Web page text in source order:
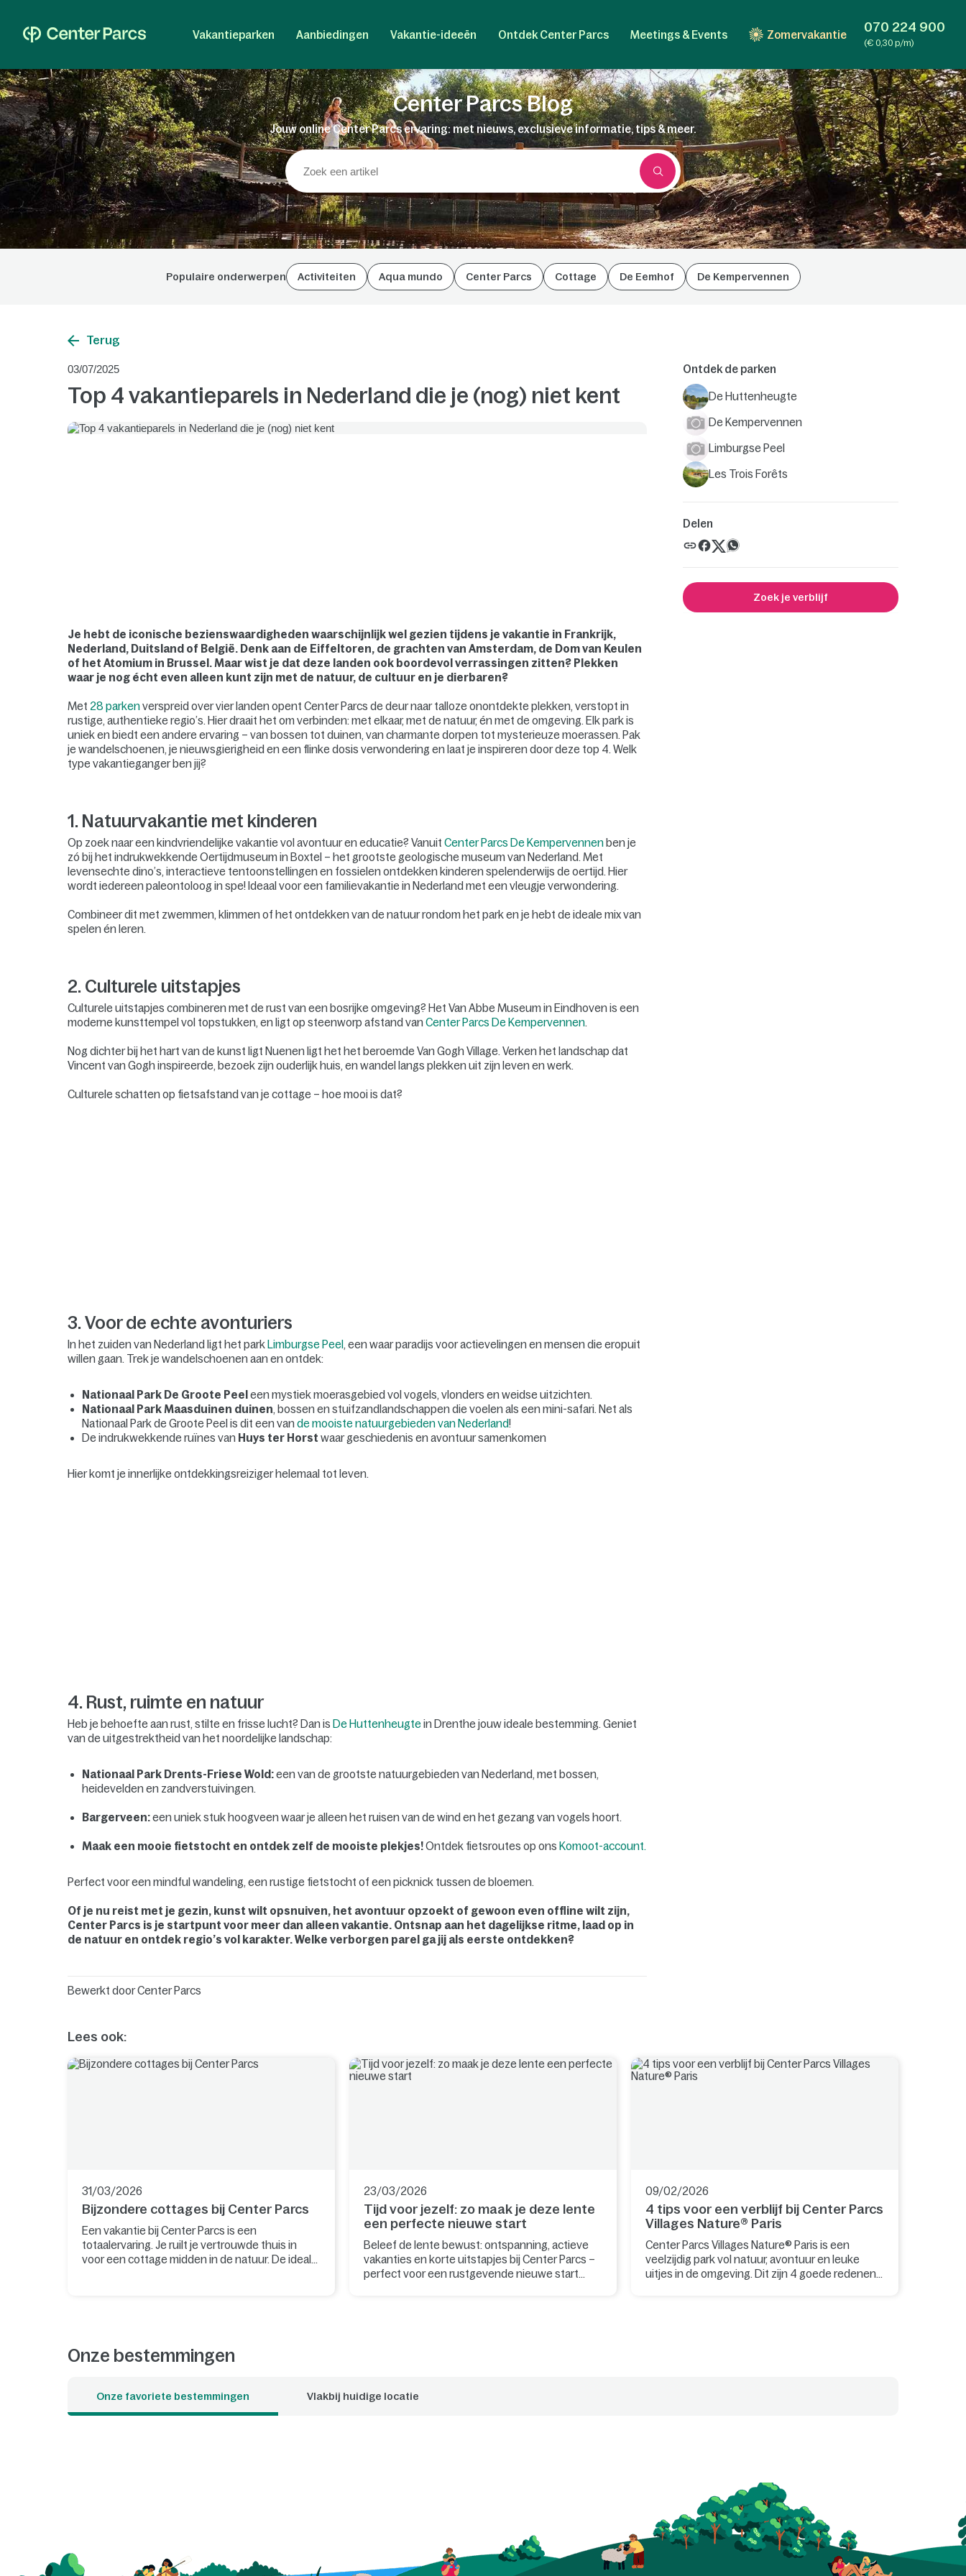
Vakantieparken Aanbiedingen Vakantie-ideeën Ontdek Center Parcs Meetings & Events Zomervakantie 070 224 900
(€ 0,30 p/m)
Center Parcs Blog
Jouw online Center Parcs ervaring: met nieuws, exclusieve informatie, tips & meer.
Populaire onderwerpen Activiteiten Aqua mundo Center Parcs Cottage De Eemhof De Kempervennen
Terug
03/07/2025
Top 4 vakantieparels in Nederland die je (nog) niet kent
Je hebt de iconische bezienswaardigheden waarschijnlijk wel gezien tijdens je vakantie in Frankrijk,
Nederland, Duitsland of België. Denk aan de Eiffeltoren, de grachten van Amsterdam, de Dom van Keulen
of het Atomium in Brussel. Maar wist je dat deze landen ook boordevol verrassingen zitten? Plekken
waar je nog écht even alleen kunt zijn met de natuur, de cultuur en je dierbaren?
Met 28 parkenverspreid over vier landen opent Center Parcs de deur naar talloze onontdekte plekken, verstopt in
rustige, authentieke regio’s. Hier draait het om verbinden: met elkaar, met de natuur, én met de omgeving. Elk park is
uniek en biedt een andere ervaring – van bossen tot duinen, van charmante dorpen tot mysterieuze moerassen. Pak
je wandelschoenen, je nieuwsgierigheid en een flinke dosis verwondering en laat je inspireren door deze top 4. Welk
type vakantieganger ben jij?
1. Natuurvakantie met kinderen
Op zoek naar een kindvriendelijke vakantie vol avontuur en educatie? VanuitCenter Parcs De Kempervennen ben je
zó bij het indrukwekkende Oertijdmuseum in Boxtel – het grootste geologische museum van Nederland. Met
levensechte dino’s, interactieve tentoonstellingen en fossielen ontdekken kinderen spelenderwijs de oertijd. Hier
wordt iedereen paleontoloog in spe! Ideaal voor een familievakantie in Nederland met een vleugje verwondering.
Combineer dit met zwemmen, klimmen of het ontdekken van de natuur rondom het park en je hebt de ideale mix van
spelen én leren.
2. Culturele uitstapjes
Culturele uitstapjes combineren met de rust van een bosrijke omgeving? Het Van Abbe Museum in Eindhoven is een
moderne kunsttempel vol topstukken, en ligt op steenworp afstand vanCenter Parcs De Kempervennen.
Nog dichter bij het hart van de kunst ligt Nuenen ligt het het beroemde Van Gogh Village. Verken het landschap dat
Vincent van Gogh inspireerde, bezoek zijn ouderlijk huis, en wandel langs plekken uit zijn leven en werk.
Culturele schatten op fietsafstand van je cottage – hoe mooi is dat?
3. Voor de echte avonturiers
In het zuiden van Nederland ligt het park Limburgse Peel , een waar paradijs voor actievelingen en mensen die eropuit
willen gaan. Trek je wandelschoenen aan en ontdek:
Nationaal Park De Groote Peeleen mystiek moerasgebied vol vogels, vlonders en weidse uitzichten.
Nationaal Park Maasduinen duinen, bossen en stuifzandlandschappen die voelen als een mini-safari. Net als
Nationaal Park de Groote Peel is dit een vande mooiste natuurgebieden van Nederland!
De indrukwekkende ruïnes van Huys ter Horstwaar geschiedenis en avontuur samenkomen
Hier komt je innerlijke ontdekkingsreiziger helemaal tot leven.
4. Rust, ruimte en natuur
Heb je behoefte aan rust, stilte en frisse lucht? Dan is De Huttenheugtein Drenthe jouw ideale bestemming. Geniet
van de uitgestrektheid van het noordelijke landschap:
Nationaal Park Drents-Friese Wold:een van de grootste natuurgebieden van Nederland, met bossen,
heidevelden en zandverstuivingen.
Bargerveen:een uniek stuk hoogveen waar je alleen het ruisen van de wind en het gezang van vogels hoort.
Maak een mooie fietstocht en ontdek zelf de mooiste plekjes!Ontdek fietsroutes op ons Komoot-account.
Perfect voor een mindful wandeling, een rustige fietstocht of een picknick tussen de bloemen.
Of je nu reist met je gezin, kunst wilt opsnuiven, het avontuur opzoekt of gewoon even offline wilt zijn,
Center Parcs is je startpunt voor meer dan alleen vakantie. Ontsnap aan het dagelijkse ritme, laad op in
de natuur en ontdek regio’s vol karakter. Welke verborgen parel ga jij als eerste ontdekken?
Bewerkt doorCenter Parcs
Ontdek de parken
De Huttenheugte
De Kempervennen
Limburgse Peel
Les Trois Forêts
Delen
Zoek je verblijf
Lees ook:
31/03/2026
Bijzondere cottages bij Center Parcs
Een vakantie bij Center Parcs is een
totaalervaring. Je ruilt je vertrouwde thuis in
voor een cottage midden in de natuur. De ideale
23/03/2026
Tijd voor jezelf: zo maak je deze lente
een perfecte nieuwe start
Beleef de lente bewust: ontspanning, actieve
vakanties en korte uitstapjes bij Center Parcs –
perfect voor een rustgevende nieuwe start
09/02/2026
4 tips voor een verblijf bij Center Parcs
Villages Nature® Paris
Center Parcs Villages Nature® Paris is een
veelzijdig park vol natuur, avontuur en leuke
uitjes in de omgeving. Dit zijn 4 goede redenen
Onze bestemmingen
Onze favoriete bestemmingen Vlakbij huidige locatie